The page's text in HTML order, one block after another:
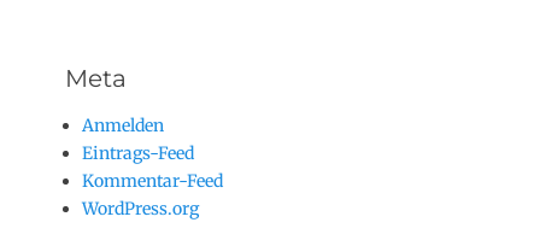
Meta
Anmelden
Eintrags-Feed
Kommentar-Feed
WordPress.org